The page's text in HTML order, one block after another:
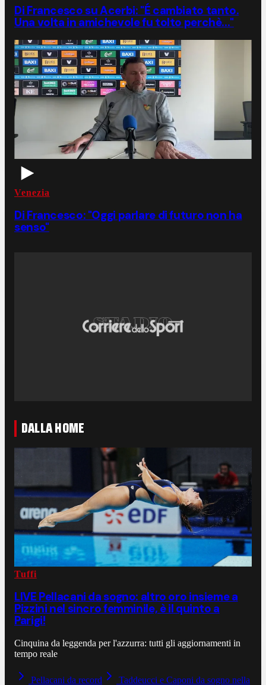
Di Francesco su Acerbi: "É cambiato tanto.
Una volta in amichevole fu tolto perchè..."
Venezia
Di Francesco: "Oggi parlare di futuro non ha
senso"
DALLA HOME
Tuffi
LIVE Pellacani da sogno: altro oro insieme a
Pizzini nel sincro femminile, è il quinto a
Parigi!
Cinquina da leggenda per l'azzurra: tutti gli aggiornamenti in
tempo reale
Pellacani da record Taddeucci e Caponi da sogno nella